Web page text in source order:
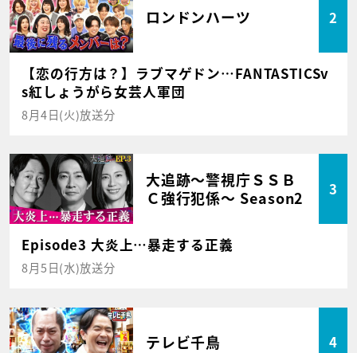
ロンドンハーツ 2
【恋の行方は？】ラブマゲドン…FANTASTICSv
s紅しょうがら女芸人軍団
8月4日(火)放送分
大追跡～警視庁ＳＳＢ
Ｃ強行犯係～ Season2
3
Episode3 大炎上…暴走する正義
8月5日(水)放送分
テレビ千鳥 4